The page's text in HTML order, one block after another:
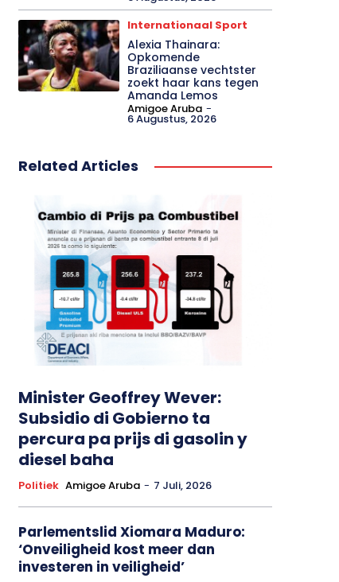
Internationaal Sport
Alexia Thainara:
Opkomende
Braziliaanse vechtster
zoekt haar kans tegen
Amanda Lemos
Amigoe Aruba -
6 Augustus, 2026
Related Articles
Minister Geoffrey Wever:
Subsidio di Gobierno ta
percura pa prijs di gasolin y
diesel baha
Politiek Amigoe Aruba - 7 Juli, 2026
Parlementslid Xiomara Maduro:
‘Onveiligheid kost meer dan
investeren in veiligheid’